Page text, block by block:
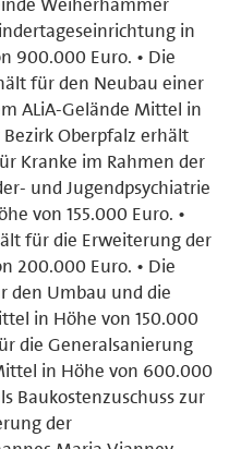
in
900.000 Euro. • Die
für den Neubau einer
ALiA-Gelände Mittel in
Oberpfalz erhält
Kranke im Rahmen der
und Jugendpsychiatrie
von 155.000 Euro. •
für die Erweiterung der
200.000 Euro. • Die
den Umbau und die
in Höhe von 150.000
die Generalsanierung
in Höhe von 600.000
Baukostenzuschuss zur
der